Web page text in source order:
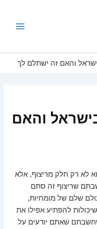
והאם זה ישתלם לך
והאם
לא רק חלק מריצוף, אלא
שריצוף זה סתם
שלם של מומחיות,
להפתיע אפילו את
שאתם יודעים על